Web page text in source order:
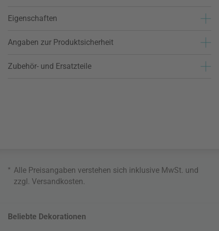
Eigenschaften
Angaben zur Produktsicherheit
Zubehör- und Ersatzteile
* Alle Preisangaben verstehen sich inklusive MwSt. und
zzgl. Versandkosten
Beliebte Dekorationen